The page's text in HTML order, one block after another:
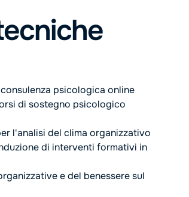
psicologica online
di sostegno psicologico
l'analisi del clima organizzativo
di interventi formativi in
e del benessere sul